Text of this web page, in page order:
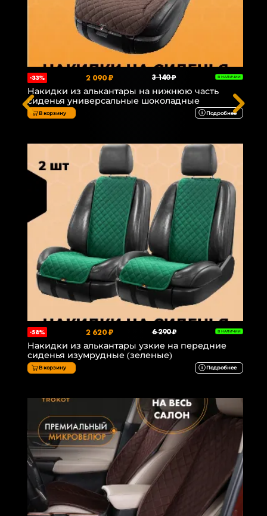
-33% 2 090 ₽ 3 140 ₽ В НАЛИЧИИ
Накидки из алькантары на нижнюю часть
сиденья универсальные шоколадные
В корзину Подробнее
-58% 2 620 ₽ 6 290 ₽ В НАЛИЧИИ
Накидки из алькантары узкие на передние
сиденья изумрудные (зеленые)
В корзину Подробнее